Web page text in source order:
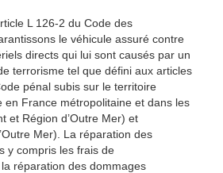
L 126-2 du Code des
le véhicule assuré contre
directs qui lui sont causés par un
terrorisme tel que défini aux articles
pénal subis sur le territoire
en France métropolitaine et dans les
et Région d’Outre Mer) et
Mer). La réparation des
y compris les frais de
réparation des dommages